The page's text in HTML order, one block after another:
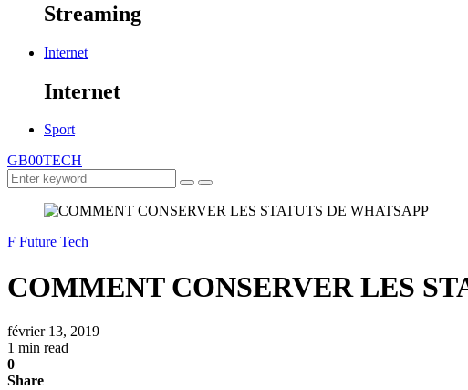
Streaming
Internet
Internet
Sport
GB00TECH
F Future Tech
COMMENT CONSERVER LES
février 13, 2019
1 min read
0
Share